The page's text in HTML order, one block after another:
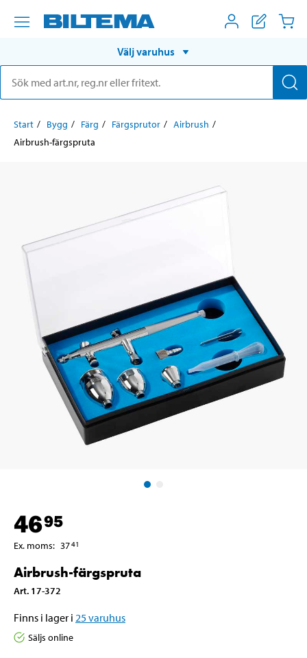
Välj varuhus
Start Bygg Färg Färgsprutor
Airbrush
Airbrush-färgspruta
4695
Ex. moms: 3741
Airbrush-färgspruta
Art. 17-372
Finns i lager i 25varuhus
Säljs online